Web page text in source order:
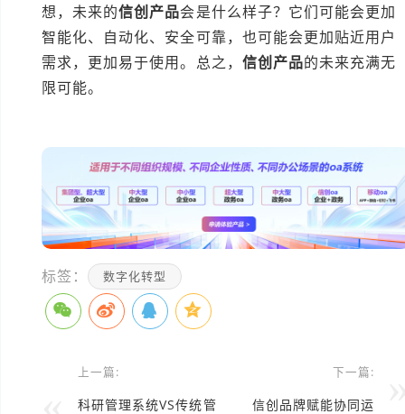
想，未来的信创产品会是什么样子？它们可能会更加
智能化、自动化、安全可靠，也可能会更加贴近用户
需求，更加易于使用。总之， 信创产品的未来充满无
限可能。
标签： 数字化转型
上一篇:
科研管理系统VS传统管
下一篇:
信创品牌赋能协同运